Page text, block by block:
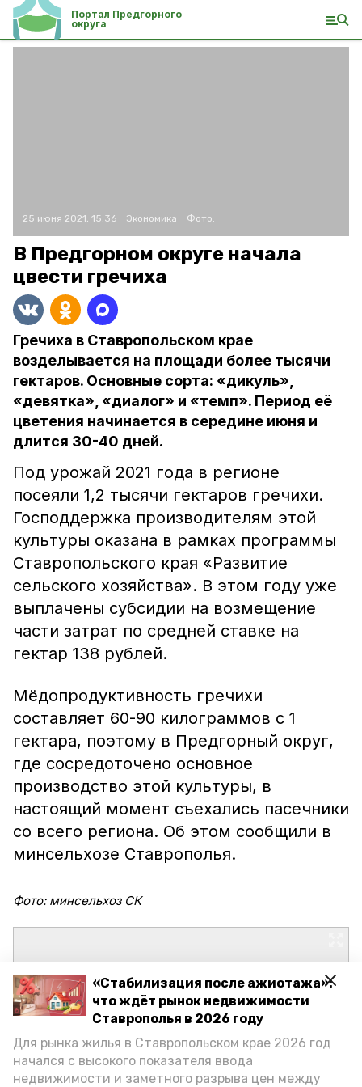
«Стабилизация после ажиотажа»:
что ждёт рынок недвижимости
Ставрополья в 2026 году
Для рынка жилья в Ставропольском крае 2026 год
начался с высокого показателя ввода
недвижимости и заметного разрыва цен между
Портал Предгорного
округа
25 июня 2021, 15:36 Экономика Фото:
В Предгорном округе начала
цвести гречиха
Гречиха в Ставропольском крае
возделывается на площади более тысячи
гектаров. Основные сорта: «дикуль»,
«девятка», «диалог» и «темп». Период её
цветения начинается в середине июня и
длится 30-40 дней.
Под урожай 2021 года в регионе
посеяли 1,2 тысячи гектаров гречихи.
Господдержка производителям этой
культуры оказана в рамках программы
Ставропольского края «Развитие
сельского хозяйства». В этом году уже
выплачены субсидии на возмещение
части затрат по средней ставке на
гектар 138 рублей.
Мёдопродуктивность гречихи
составляет 60-90 килограммов с 1
гектара, поэтому в Предгорный округ,
где сосредоточено основное
производство этой культуры, в
настоящий момент съехались пасечники
со всего региона. Об этом сообщили в
минсельхозе Ставрополья.
Фото: минсельхоз СК